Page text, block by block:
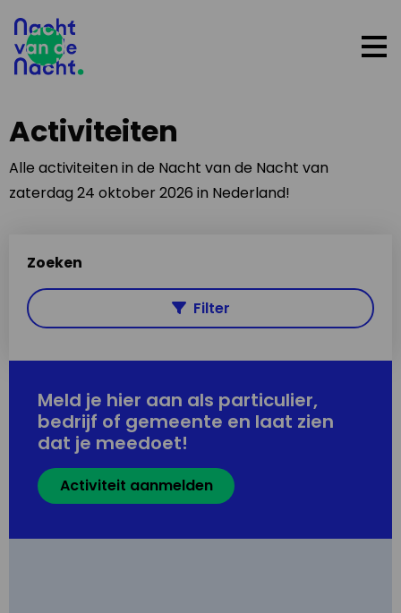
Activiteiten
Alle activiteiten in de Nacht van de Nacht van
zaterdag 24 oktober 2026 in Nederland!
Zoeken
Filter
Meld je hier aan als particulier,
bedrijf of gemeente en laat zien
dat je meedoet!
Activiteit aanmelden